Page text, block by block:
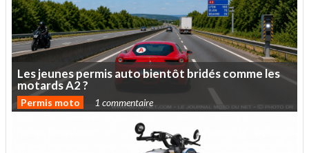
Lesjeunespermisautobientôt bridéscommeles
motardsA2?
Permis moto 1 commentaire